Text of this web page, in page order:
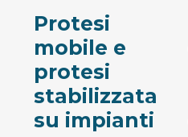
Protesi
mobile e
protesi
stabilizzata
su impianti